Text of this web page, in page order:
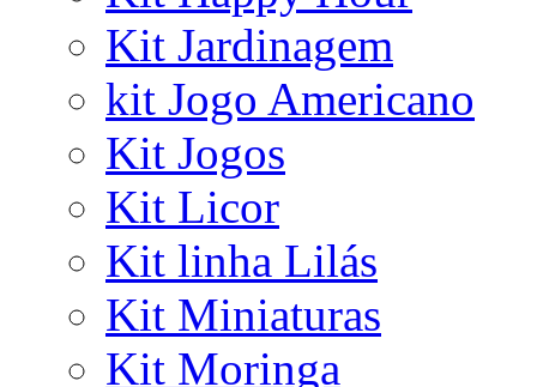
Kit Jardinagem
kit Jogo Americano
Kit Jogos
Kit Licor
Kit linha Lilás
Kit Miniaturas
Kit Moringa